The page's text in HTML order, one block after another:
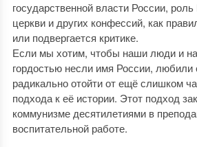
государственной власти России,
церкви и других конфессий, как
или подвергается критике.
Если мы хотим, чтобы наши люди и
гордостью несли имя России,
радикально отойти от ещё слишком
подхода к её истории. Этот подход
коммунизме десятилетиями в
воспитательной работе.